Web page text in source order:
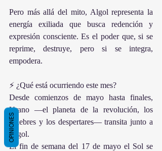
Pero más allá del mito, Algol representa la
energía exiliada que busca redención y
expresión consciente. Es el poder que, si se
reprime, destruye, pero si se integra,
empodera.
⚡ ¿Qué está ocurriendo este mes?
Desde comienzos de mayo hasta finales,
Urano —el planeta de la revolución, los
quiebres y los despertares— transita junto a
Algol.
El fin de semana del 17 de mayo el Sol se
OPINIONES